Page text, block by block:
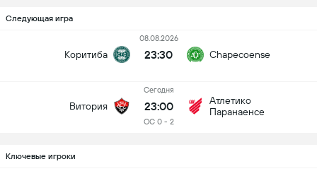
Следующая игра
Коритиба
08.08.2026
23:30 Chapecoense
Витория
Сегодня
23:00
ОС 0 - 2
Атлетико
Паранаенсе
Ключевые игроки